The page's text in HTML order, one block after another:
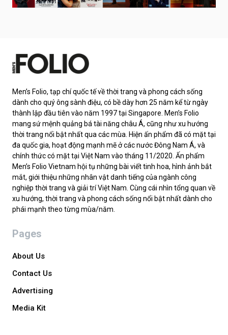
Men’s Folio, tạp chí quốc tế về thời trang và phong cách sống
dành cho quý ông sành điệu, có bề dày hơn 25 năm kể từ ngày
thành lập đầu tiên vào năm 1997 tại Singapore. Men’s Folio
mang sứ mệnh quảng bá tài năng châu Á, cũng như xu hướng
thời trang nổi bật nhất qua các mùa. Hiện ấn phẩm đã có mặt tại
đa quốc gia, hoạt động mạnh mẽ ở các nước Đông Nam Á, và
chính thức có mặt tại Việt Nam vào tháng 11/2020. Ấn phẩm
Men’s Folio Vietnam hội tụ những bài viết tinh hoa, hình ảnh bắt
mắt, giới thiệu những nhân vật danh tiếng của ngành công
nghiệp thời trang và giải trí Việt Nam. Cùng cái nhìn tổng quan về
xu hướng, thời trang và phong cách sống nổi bật nhất dành cho
phái mạnh theo từng mùa/năm.
Pages
About Us
Contact Us
Advertising
Media Kit